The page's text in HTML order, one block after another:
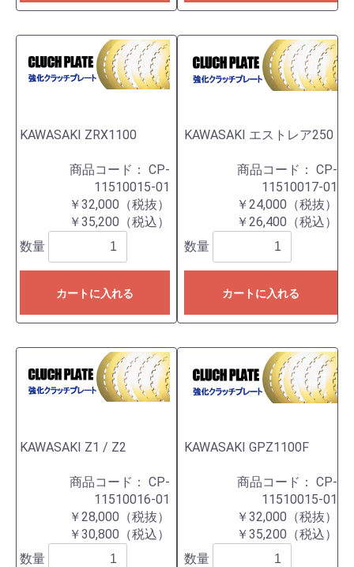
KAWASAKI ZRX1100
商品コード： CP-
11510015-01
￥32,000（税抜）
￥35,200（税込）
数量
カートに入れる
KAWASAKI エストレア250
商品コード： CP-
11510017-01
￥24,000（税抜）
￥26,400（税込）
数量
カートに入れる
KAWASAKI Z1 / Z2
商品コード： CP-
11510016-01
￥28,000（税抜）
￥30,800（税込）
数量
KAWASAKI GPZ1100F
商品コード： CP-
11510015-01
￥32,000（税抜）
￥35,200（税込）
数量